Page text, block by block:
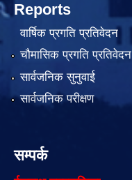
Reports
वार्षिक प्रगति प्रतिवेदन
चौमासिक प्रगति प्रतिवेदन
सार्वजनिक सुनुवाई
सार्वजनिक परीक्षण
सम्पर्क